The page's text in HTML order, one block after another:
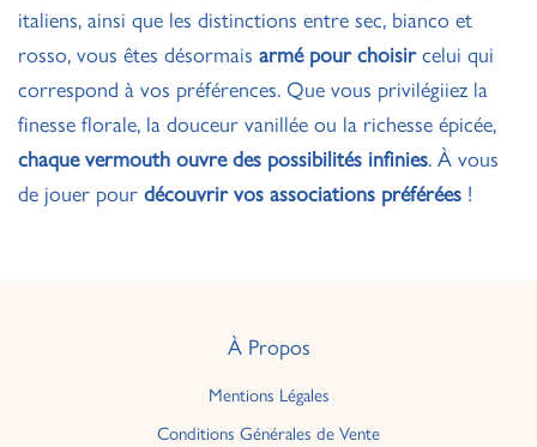
italiens, ainsi que les distinctions entre sec, bianco et
rosso, vous êtes désormais armé pour choisircelui qui
correspond à vos préférences. Que vous privilégiiez la
finesse florale, la douceur vanillée ou la richesse épicée,
chaque vermouth ouvre des possibilités infinies. À vous
de jouer pour découvrir vos associations préférées !
À Propos
Mentions Légales
Conditions Générales de Vente